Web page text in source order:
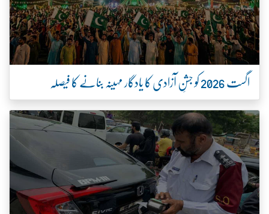
اگست 2026 کو جشنِ آزادی کا یادگار مہینہ بنانے کا فیصلہ